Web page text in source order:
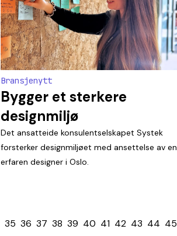
Bransjenytt
Bygger et sterkere
designmiljø
Det ansatteide konsulentselskapet Systek
forsterker designmiljøet med ansettelse av en
erfaren designer i Oslo.
35 36 37 38 39 40 41 42 43 44 45